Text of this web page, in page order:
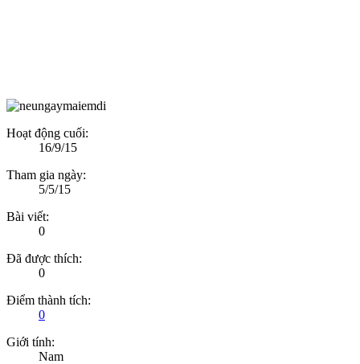
Hoạt động cuối:
16/9/15
Tham gia ngày:
5/5/15
Bài viết:
0
Đã được thích:
0
Điểm thành tích:
0
Giới tính:
Nam